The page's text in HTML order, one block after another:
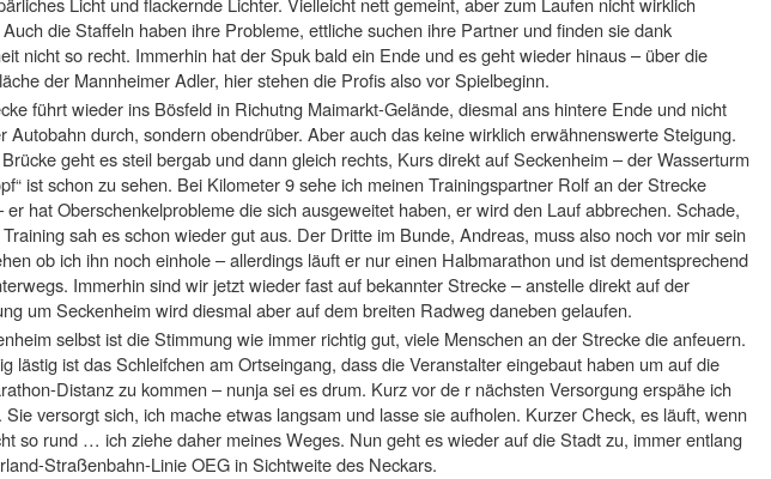
die Staffeln haben ihre Probleme, ettliche suchen ihre Partner und finden sie dank
nicht so recht. Immerhin hat der Spuk bald ein Ende und es geht wieder hinaus – über die
der Mannheimer Adler, hier stehen die Profis also vor Spielbeginn.
führt wieder ins Bösfeld in Richutng Maimarkt-Gelände, diesmal ans hintere Ende und nicht
Autobahn durch, sondern obendrüber. Aber auch das keine wirklich erwähnenswerte Steigung.
geht es steil bergab und dann gleich rechts, Kurs direkt auf Seckenheim – der Wasserturm
ist schon zu sehen. Bei Kilometer 9 sehe ich meinen Trainingspartner Rolf an der Strecke
er hat Oberschenkelprobleme die sich ausgeweitet haben, er wird den Lauf abbrechen. Schade,
sah es schon wieder gut aus. Der Dritte im Bunde, Andreas, muss also noch vor mir sein
ob ich ihn noch einhole – allerdings läuft er nur einen Halbmarathon und ist dementsprechend
Immerhin sind wir jetzt wieder fast auf bekannter Strecke – anstelle direkt auf der
um Seckenheim wird diesmal aber auf dem breiten Radweg daneben gelaufen.
selbst ist die Stimmung wie immer richtig gut, viele Menschen an der Strecke die anfeuern.
lästig ist das Schleifchen am Ortseingang, dass die Veranstalter eingebaut haben um auf die
Distanz zu kommen – nunja sei es drum. Kurz vor de r nächsten Versorgung erspähe ich
Sie versorgt sich, ich mache etwas langsam und lasse sie aufholen. Kurzer Check, es läuft, wenn
so rund … ich ziehe daher meines Weges. Nun geht es wieder auf die Stadt zu, immer entlang
Straßenbahn-Linie OEG in Sichtweite des Neckars.